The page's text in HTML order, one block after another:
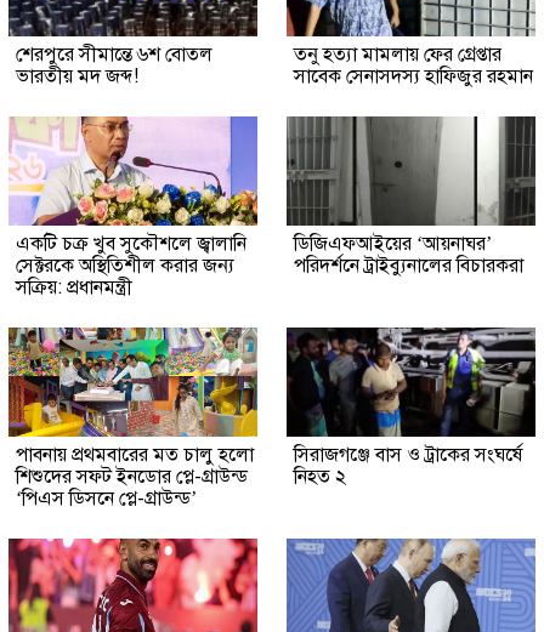
শেরপুরে সীমান্তে ৬শ বোতল
ভারতীয় মদ জব্দ!
তনু হত্যা মামলায় ফের গ্রেপ্তার
সাবেক সেনাসদস্য হাফিজুর রহমান
একটি চক্র খুব সুকৌশলে জ্বালানি
সেক্টরকে অস্থিতিশীল করার জন্য
সক্রিয়: প্রধানমন্ত্রী
ডিজিএফআইয়ের ‘আয়নাঘর’
পরিদর্শনে ট্রাইব্যুনালের বিচারকরা
পাবনায় প্রথমবারের মত চালু হলো
শিশুদের সফট ইনডোর প্লে-গ্রাউন্ড
‘পিএস ডিসনে প্লে-গ্রাউন্ড’
সিরাজগঞ্জে বাস ও ট্রাকের সংঘর্ষে
নিহত ২